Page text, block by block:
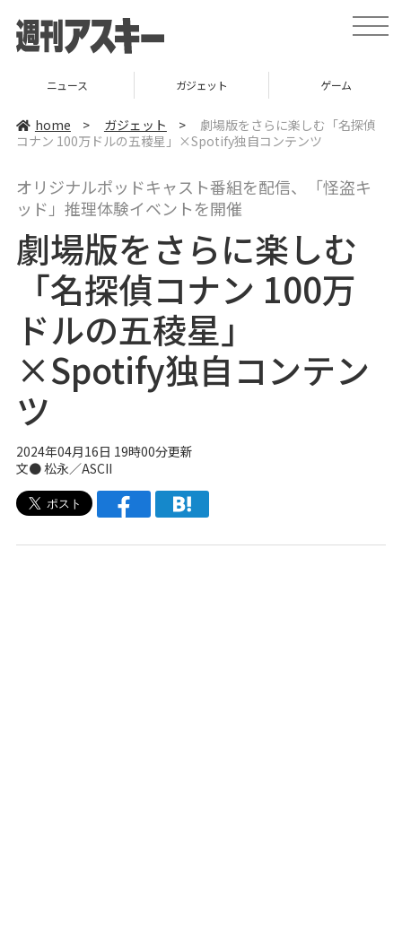
t
o
a
v
ガジェット ゲーム グルメ
home > ガジェット >
劇場版をさらに楽しむ「名探偵
コナン 100万ドルの五稜星」×Spotify独自コンテンツ
オリジナルポッドキャスト番組を配信、「怪盗キ
ッド」推理体験イベントを開催
劇場版をさらに楽しむ
「名探偵コナン 100万
ドルの五稜星」
×Spotify独自コンテン
ツ
2024年04月16日 19時00分更新
文● 松永／ASCII